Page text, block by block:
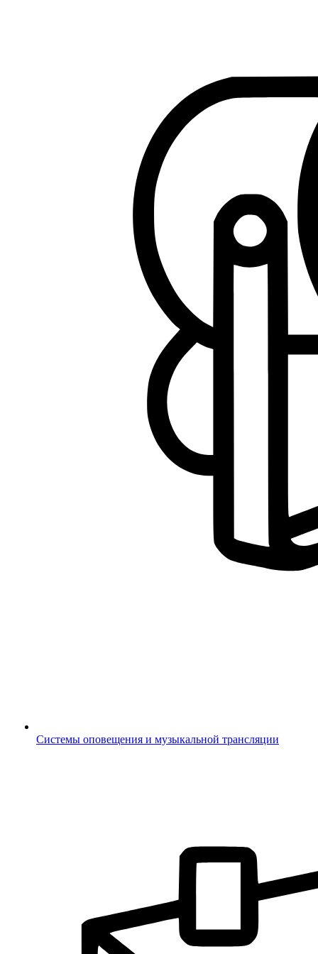
Системы оповещения и музыкальной трансляции